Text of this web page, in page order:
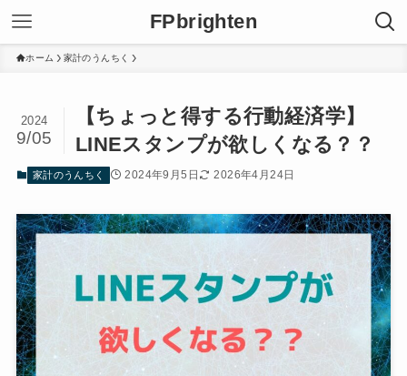
FPbrighten
ホーム 家計のうんちく
【ちょっと得する行動経済学】
LINEスタンプが欲しくなる？？
2024
9/05
家計のうんちく 2024年9月5日 2026年4月24日